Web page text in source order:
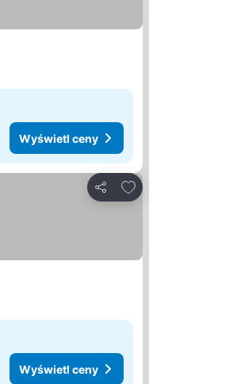
Wyświetl ceny
Udostępnij
Dodaj do ulubionych
Wyświetl ceny